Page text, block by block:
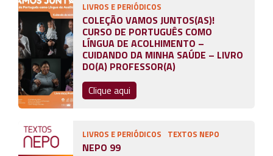
LIVROS E PERIÓDICOS
COLEÇÃO VAMOS JUNTOS(AS)!
CURSO DE PORTUGUÊS COMO
LÍNGUA DE ACOLHIMENTO –
CUIDANDO DA MINHA SAÚDE – LIVRO
DO(A) PROFESSOR(A)
Clique aqui
LIVROS E PERIÓDICOS TEXTOS NEPO
NEPO 99